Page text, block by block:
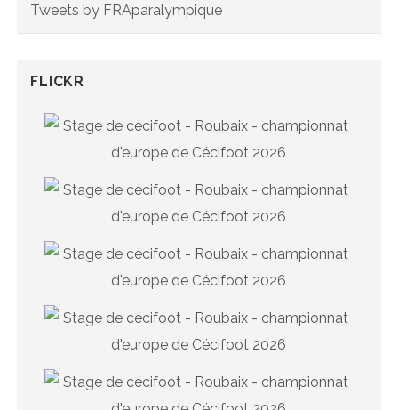
Tweets by FRAparalympique
FLICKR